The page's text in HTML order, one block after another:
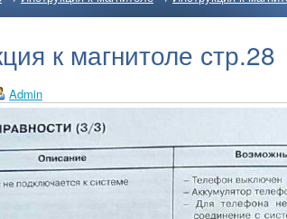
к магнитоле стр.28
Admin